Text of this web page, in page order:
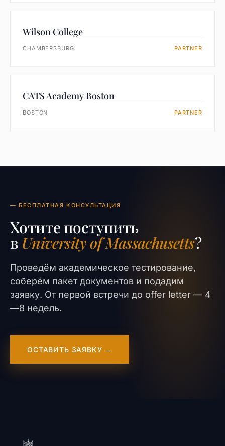
Wilson College
CHAMBERSBURG PARTNER
CATS Academy Boston
BOSTON PARTNER
— БЕСПЛАТНАЯ КОНСУЛЬТАЦИЯ
Хотите поступить
в University of Massachusetts?
Проведём академическое тестирование,
соберём пакет документов и подадим
заявку. От первой встречи до offer letter — 4
—8 недель.
ОСТАВИТЬ ЗАЯВКУ →